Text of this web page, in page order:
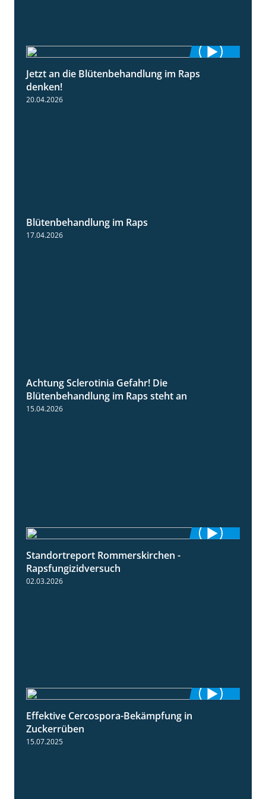
Jetzt an die Blütenbehandlung im Raps
denken!
20.04.2026
Blütenbehandlung im Raps
17.04.2026
Achtung Sclerotinia Gefahr! Die
Blütenbehandlung im Raps steht an
15.04.2026
Standortreport Rommerskirchen -
Rapsfungizidversuch
02.03.2026
Effektive Cercospora-Bekämpfung in
Zuckerrüben
15.07.2025